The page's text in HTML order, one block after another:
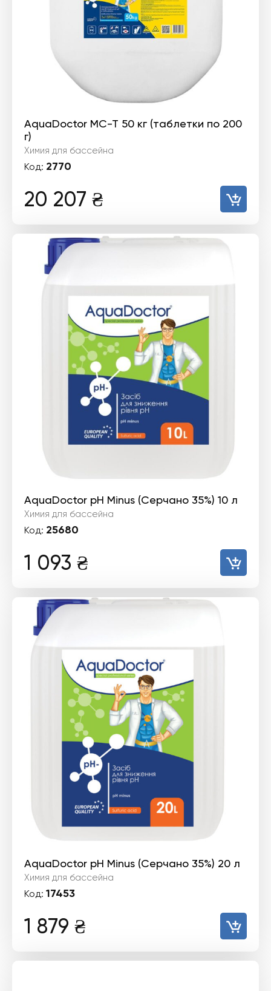
AquaDoctor MC-T 50 кг (таблетки по 200
г)
Химия для бассейна
Код: 2770
20 207 ₴
AquaDoctor pH Minus (Серчано 35%) 10 л
Химия для бассейна
Код: 25680
1 093 ₴
AquaDoctor pH Minus (Серчано 35%) 20 л
Химия для бассейна
Код: 17453
1 879 ₴